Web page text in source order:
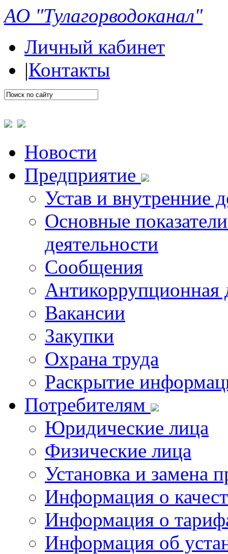
АО "Тулагорводоканал"
Личный кабинет
|Контакты
Новости
Предприятие
Устав и внутренние
Основные
деятельности
Сообщения
Антикоррупционная
Вакансии
Закупки
Охрана труда
Раскрытие
Потребителям
Юридические лица
Физические лица
Установка и замена
Информация о
Информация о
Информация об